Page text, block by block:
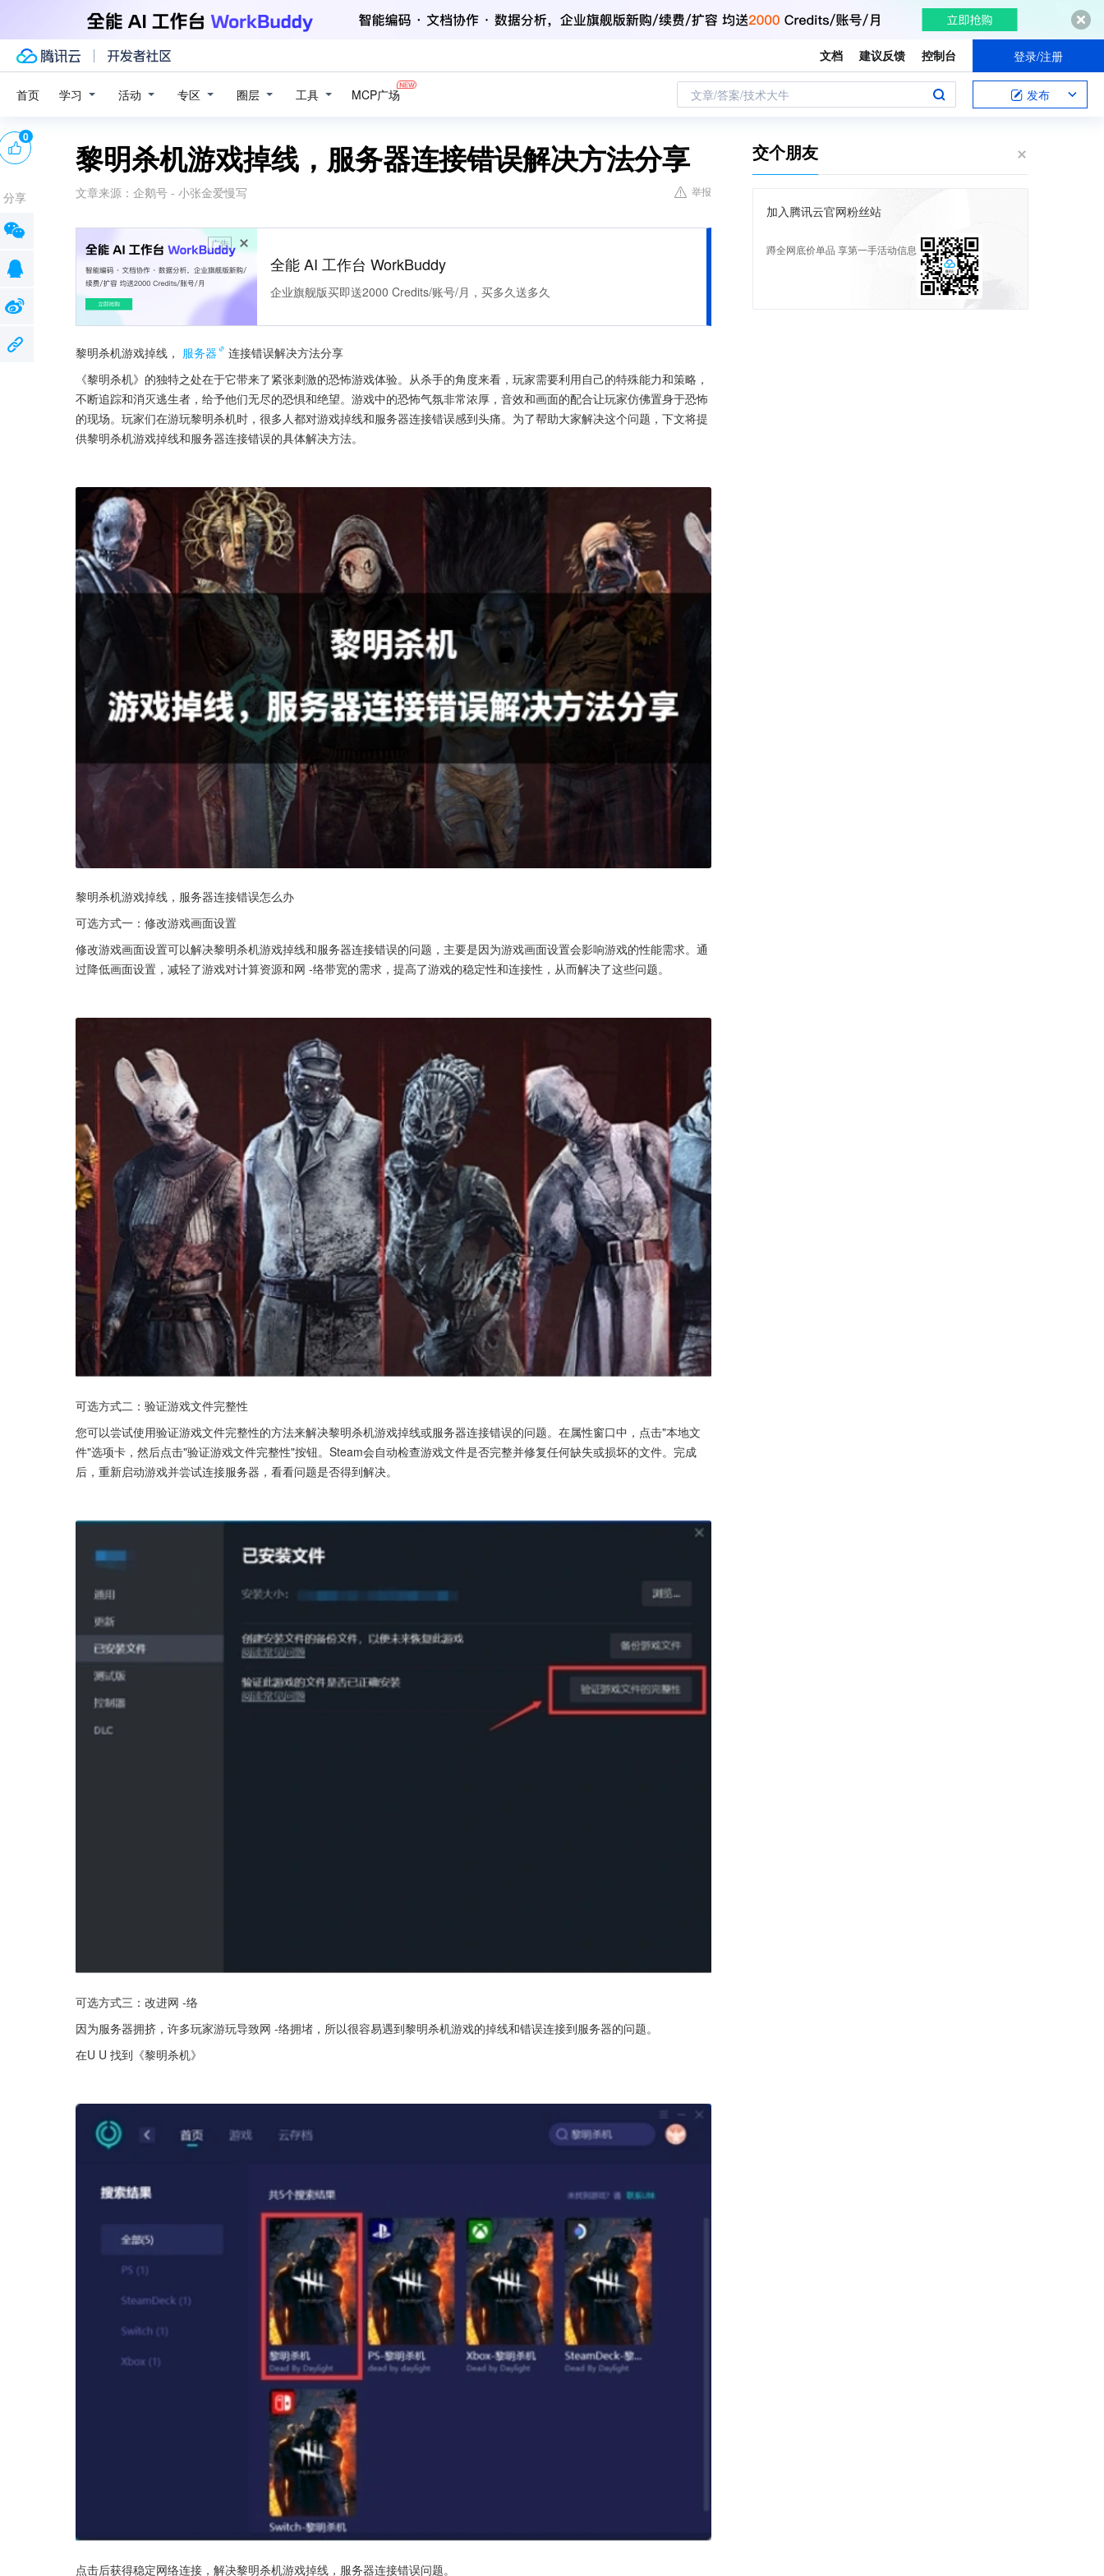
文档 建议反馈 控制台 登录/注册
首页 学习 活动 专区 圈层 工具 MCP广场 文章/答案/技术大牛 发布
黎明杀机游戏掉线，服务器连接错误解决方法分享
文章来源： 企鹅号 - 小张金爱慢写 举报
广告
全能 AI 工作台 WorkBuddy
企业旗舰版买即送2000 Credits/账号/月，买多久送多久
黎明杀机游戏掉线， 服务器
连接错误解决方法分享
《黎明杀机》的独特之处在于它带来了紧张刺激的恐怖游戏体验。从杀手的角度来看，玩家需要利用自己的特殊能力和策略，
不断追踪和消灭逃生者，给予他们无尽的恐惧和绝望。游戏中的恐怖气氛非常浓厚，音效和画面的配合让玩家仿佛置身于恐怖
的现场。玩家们在游玩黎明杀机时，很多人都对游戏掉线和服务器连接错误感到头痛。为了帮助大家解决这个问题，下文将提
供黎明杀机游戏掉线和服务器连接错误的具体解决方法。
黎明杀机游戏掉线，服务器连接错误怎么办
可选方式一：修改游戏画面设置
修改游戏画面设置可以解决黎明杀机游戏掉线和服务器连接错误的问题，主要是因为游戏画面设置会影响游戏的性能需求。通
过降低画面设置，减轻了游戏对计算资源和网 -络带宽的需求，提高了游戏的稳定性和连接性，从而解决了这些问题。
可选方式二：验证游戏文件完整性
您可以尝试使用验证游戏文件完整性的方法来解决黎明杀机游戏掉线或服务器连接错误的问题。在属性窗口中，点击"本地文
件"选项卡，然后点击"验证游戏文件完整性"按钮。Steam会自动检查游戏文件是否完整并修复任何缺失或损坏的文件。完成
后，重新启动游戏并尝试连接服务器，看看问题是否得到解决。
可选方式三：改进网 -络
因为服务器拥挤，许多玩家游玩导致网 -络拥堵，所以很容易遇到黎明杀机游戏的掉线和错误连接到服务器的问题。
在U U 找到《黎明杀机》
点击后获得稳定网络连接，解决黎明杀机游戏掉线，服务器连接错误问题。
0
分享
交个朋友
加入腾讯云官网粉丝站
蹲全网底价单品 享第一手活动信息